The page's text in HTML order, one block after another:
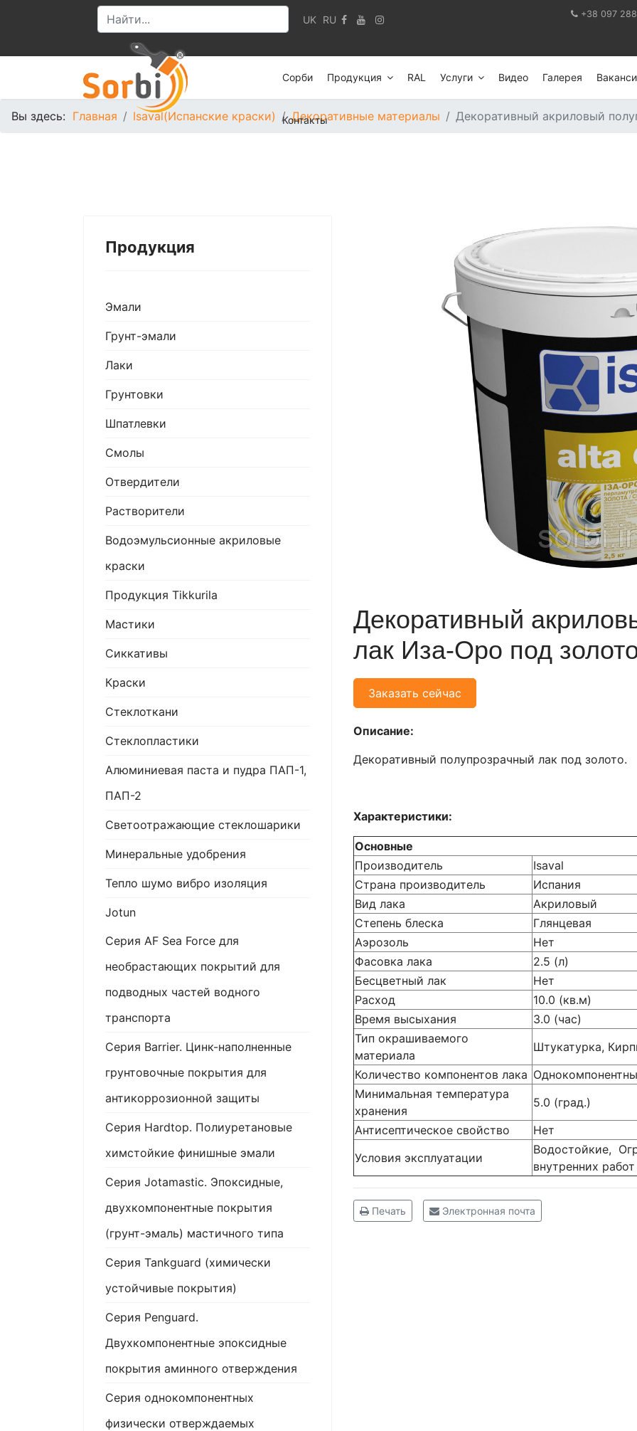
UK RU +38 097
Сорби Продукция RAL Услуги Видео Галерея
Контакты
Вы здесь: Главная Isaval(Испанские краски) Декоративные материалы Декоративный акриловый
Продукция
Эмали
Грунт-эмали
Лаки
Грунтовки
Шпатлевки
Смолы
Отвердители
Растворители
Водоэмульсионные акриловые
краски
Продукция Tikkurila
Мастики
Сиккативы
Краски
Стеклоткани
Стеклопластики
Алюминиевая паста и пудра ПАП-1,
ПАП-2
Светоотражающие стеклошарики
Минеральные удобрения
Тепло шумо вибро изоляция
Jotun
Серия AF Sea Force для
необрастающих покрытий для
подводных частей водного
транспорта
Серия Barrier. Цинк-наполненные
грунтовочные покрытия для
антикоррозионной защиты
Серия Hardtop. Полиуретановые
химстойкие финишные эмали
Серия Jotamastic. Эпоксидные,
двухкомпонентные покрытия
(грунт-эмаль) мастичного типа
Серия Tankguard (химически
устойчивые покрытия)
Серия Penguard.
Двухкомпонентные эпоксидные
покрытия аминного отверждения
Серия однокомпонентных
физически отверждаемых
Декоративный
лак Иза-Оро под
Заказать сейчас
Описание:
Декоративный полупрозрачный лак под золото.
Характеристики:
Основные
Производитель
Isaval
Страна производитель
Испания
Вид лака
Акриловый
Степень блеска
Глянцевая
Аэрозоль
Нет
Фасовка лака
2.5 (л)
Бесцветный лак
Нет
Расход
10.0 (кв.м)
Время высыхания
3.0 (час)
Тип окрашиваемого
материала
Штукатурка,
Количество компонентов лака
Минимальная температура
хранения
5.0 (град.)
Антисептическое свойство
Нет
Условия эксплуатации
Водостойкие,
внутренних работ
Печать Электронная почта